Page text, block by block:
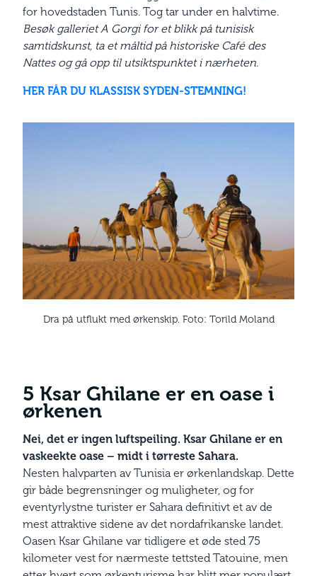
for hovedstaden Tunis. Tog tar under en halvtime.
Besøk galleriet A Gorgi for et blikk på tunisisk
samtidskunst, ta et måltid på historiske Café des
Nattes og gå opp til utsiktspunktet i nærheten.
HER FÅR DU KLASSISK SYDEN-STEMNING!
Dra på utflukt med ørkenskip. Foto: Torild Moland
5 Ksar Ghilane er en oase i
ørkenen
Nei, det er ingen luftspeiling. Ksar Ghilane er en
vaskeekte oase – midt i tørreste Sahara.
Nesten halvparten av Tunisia er ørkenlandskap. Dette
gir både begrensninger og muligheter, og for
eventyrlystne turister er Sahara definitivt et av de
mest attraktive sidene av det nordafrikanske landet.
Oasen Ksar Ghilane var tidligere et øde sted 75
kilometer vest for nærmeste tettsted Tatouine, men